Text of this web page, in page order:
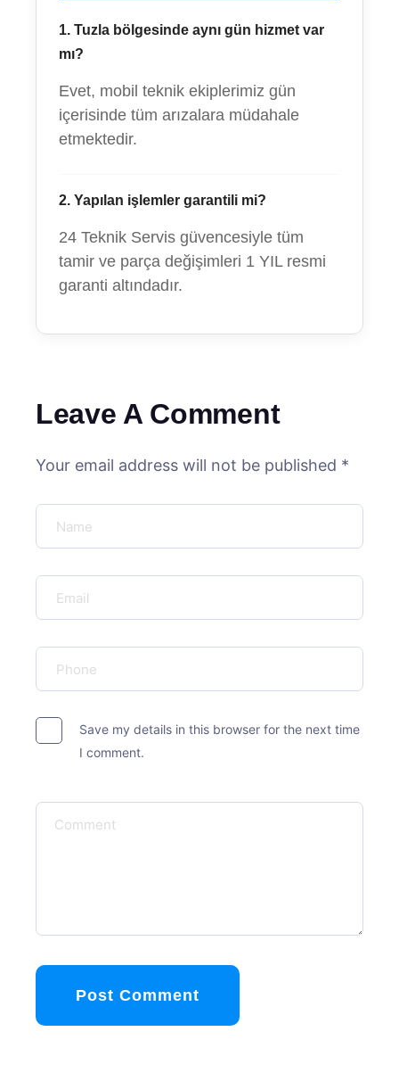
1. Tuzla bölgesinde aynı gün hizmet var
mı?
Evet, mobil teknik ekiplerimiz gün
içerisinde tüm arızalara müdahale
etmektedir.
2. Yapılan işlemler garantili mi?
24 Teknik Servis güvencesiyle tüm
tamir ve parça değişimleri 1 YIL resmi
garanti altındadır.
Leave A Comment
Your email address will not be published *
Save my details in this browser for the next time
I comment.
Post Comment